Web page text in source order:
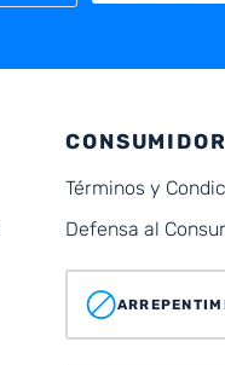
CONSUMIDOR
Términos y
Defensa al